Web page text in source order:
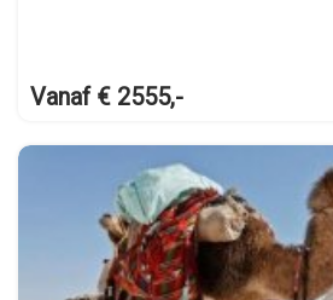
Vanaf € 2555,-